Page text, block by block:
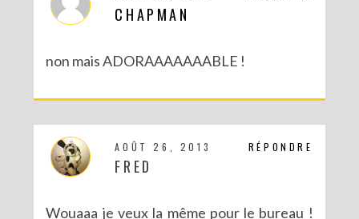
DIY : TAXIDERMISTE DE PAPIER (TROPHÉES EN ORIGAMI)
CHAPMAN
non mais ADORAAAAAAABLE !
RÉPONDRE
AOÛT 26, 2013
FRED
Wouaaa je veux la même pour le bureau !